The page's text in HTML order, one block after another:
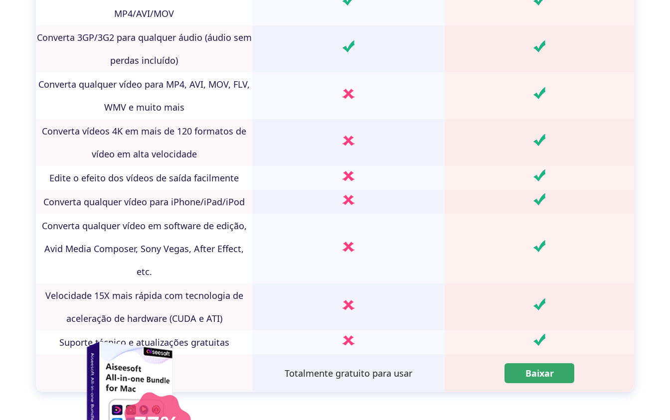
MP4/AVI/MOV
Converta 3GP/3G2 para qualquer áudio (áudio sem
perdas incluído)
Converta qualquer vídeo para MP4, AVI, MOV, FLV,
WMV e muito mais
Converta vídeos 4K em mais de 120 formatos de
vídeo em alta velocidade
Edite o efeito dos vídeos de saída facilmente
Converta qualquer vídeo para iPhone/iPad/iPod
Converta qualquer vídeo em software de edição,
Avid Media Composer, Sony Vegas, After Effect,
etc.
Velocidade 15X mais rápida com tecnologia de
aceleração de hardware (CUDA e ATI)
Suporte técnico e atualizações gratuitas
Totalmente gratuito para usar Baixar